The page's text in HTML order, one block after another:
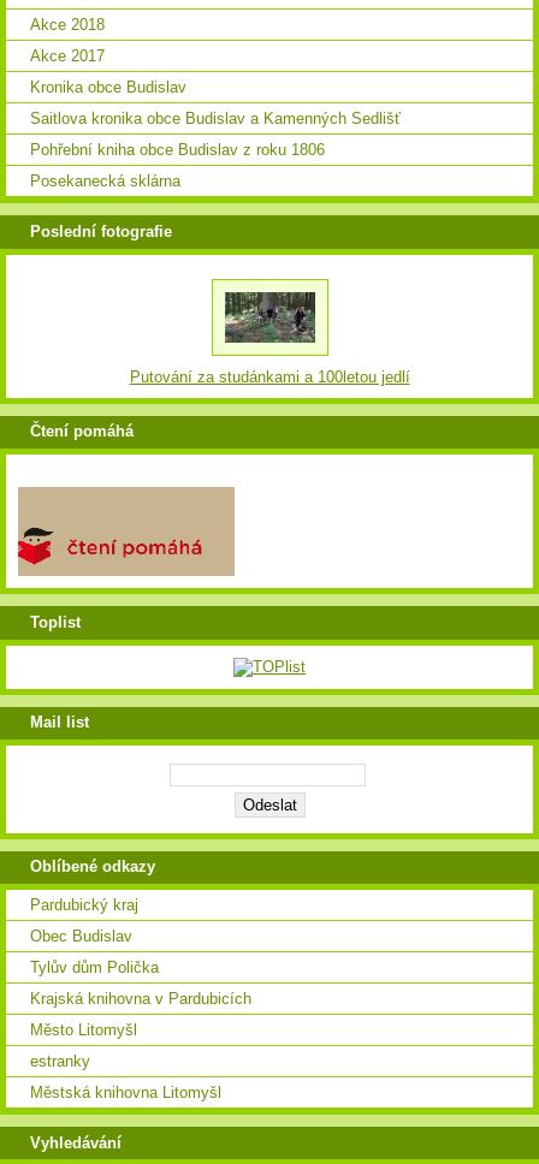
Akce 2018
Akce 2017
Kronika obce Budislav
Saitlova kronika obce Budislav a Kamenných Sedlišť
Pohřební kniha obce Budislav z roku 1806
Posekanecká sklárna
Poslední fotografie
Putování za studánkami a 100letou jedlí
Čtení pomáhá
Toplist
Mail list
Oblíbené odkazy
Pardubický kraj
Obec Budislav
Tylův dům Polička
Krajská knihovna v Pardubicích
Město Litomyšl
estranky
Městská knihovna Litomyšl
Vyhledávání